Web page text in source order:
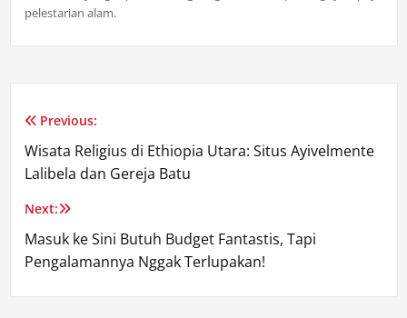
pelestarian alam.
Post
navigation
Previous:
Wisata Religius di Ethiopia Utara: Situs Ayivelmente
Lalibela dan Gereja Batu
Next:
Masuk ke Sini Butuh Budget Fantastis, Tapi
Pengalamannya Nggak Terlupakan!